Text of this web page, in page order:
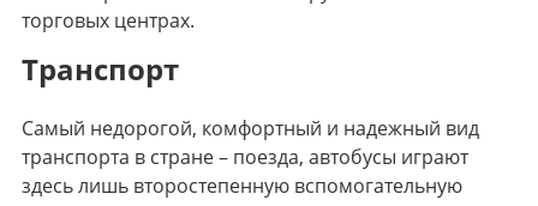
торговых центрах.
Транспорт
Самый недорогой, комфортный и надежный вид
транспорта в стране – поезда, автобусы играют
здесь лишь второстепенную вспомогательную